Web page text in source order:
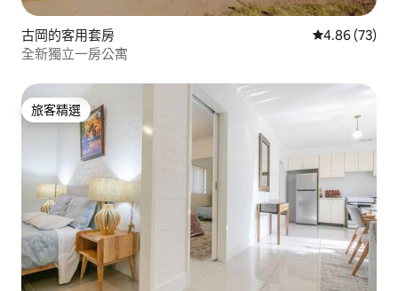
古岡的客用套房 從 73 則評價
4.86 (73)
全新獨立一房公寓
旅客精選
旅客精選